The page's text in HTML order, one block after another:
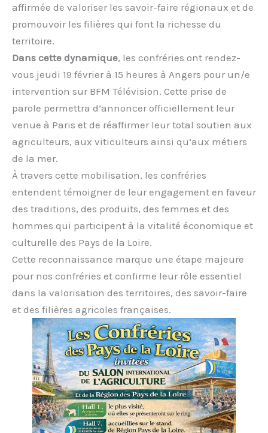
affirmée de valoriser les savoir-faire régionaux et de
promouvoir les filières qui font la richesse du
territoire.
Dans cette dynamique, les confréries ont rendez-
vous jeudi 19 février à 15 heures à Angers pour un/e
intervention sur BFM Télévision. Cette prise de
parole permettra d’annoncer officiellement leur
venue à Paris et de réaffirmer leur total soutien aux
agriculteurs, aux viticulteurs ainsi qu’aux métiers
de la mer.
À travers cette mobilisation, les confréries
entendent témoigner de leur engagement en faveur
des traditions, des produits, des femmes et des
hommes qui participent à la vitalité économique et
culturelle des Pays de la Loire.
Cette reconnaissance marque une étape majeure
pour nos confréries et confirme leur rôle essentiel
dans la valorisation des territoires, des savoir-faire
et des filières agricoles françaises.